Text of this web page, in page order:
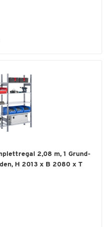
2,08 m, 1 Grund-
H 2013 x B 2080 x T